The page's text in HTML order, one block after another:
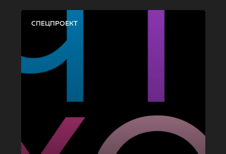
СПЕЦПРОЕКТ